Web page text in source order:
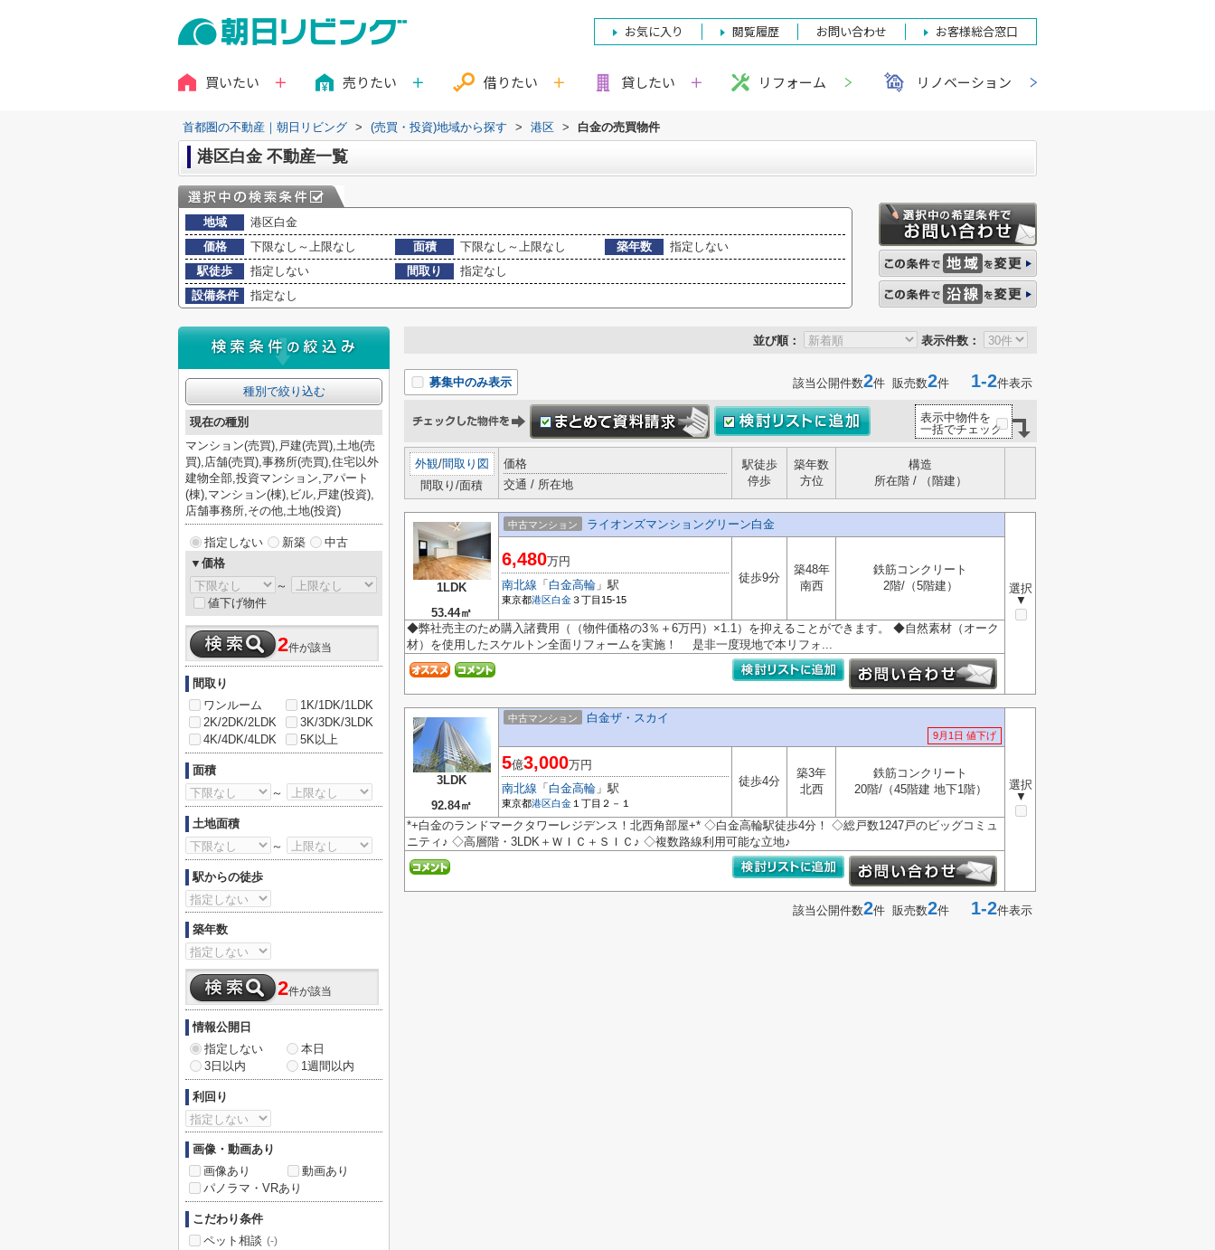
お気に入り 閲覧履歴 お問い合わせ お客様総合窓口
買いたい 売りたい 借りたい 貸したい リフォーム リノベーション
首都圏の不動産｜朝日リビング > (売買・投資)地域から探す > 港区 > 白金の売買物件
港区白金 不動産一覧
地域
港区白金
価格
下限なし～上限なし 面積 下限なし～上限なし 築年数
指定しない
駅徒歩
指定しない 間取り
指定なし
設備条件
指定なし
並び順： 表示件数：
募集中のみ表示 該当公開件数2件 販売数2件 1-2件表示
表示中物件を
一括でチェック
外観/間取り図
間取り/面積
価格
交通 / 所在地
駅徒歩
停歩
築年数
方位
構造
所在階 / （階建）
1LDK
53.44㎡
中古マンション ライオンズマンショングリーン白金
選択
▼
6,480万円
南北線 「 白金高輪 」駅
東京都港区白金３丁目15-15
徒歩9分
築48年
南西
鉄筋コンクリート
2階/（5階建）
◆弊社売主のため購入諸費用（（物件価格の3％＋6万円）×1.1）を抑えることができます。 ◆自然素材（オーク
材）を使用したスケルトン全面リフォームを実施！ 是非一度現地で本リフォ...
3LDK
92.84㎡
中古マンション 白金ザ・スカイ
9月1日 値下げ
選択
▼
5億3,000万円
南北線 「 白金高輪 」駅
東京都港区白金 １丁目２－１
徒歩4分
築3年
北西
鉄筋コンクリート
20階/（45階建 地下1階）
*+白金のランドマークタワーレジデンス！北西角部屋+* ◇白金高輪駅徒歩4分！ ◇総戸数1247戸のビッグコミュ
ニティ♪ ◇高層階・3LDK＋ＷＩＣ＋ＳＩＣ♪ ◇複数路線利用可能な立地♪
該当公開件数2件 販売数2件 1-2件表示
種別で絞り込む
現在の種別
マンション(売買),戸建(売買),土地(売
買),店舗(売買),事務所(売買),住宅以外
建物全部,投資マンション,アパート
(棟),マンション(棟),ビル,戸建(投資),
店舗事務所,その他,土地(投資)
指定しない 新築
中古
▼価格
～
値下げ物件
2件が該当
間取り
ワンルーム
1K/1DK/1LDK
2K/2DK/2LDK
3K/3DK/3LDK
4K/4DK/4LDK
5K以上
面積
～
土地面積
～
駅からの徒歩
築年数
2件が該当
情報公開日
指定しない
本日
3日以内
1週間以内
利回り
画像・動画あり
画像あり
動画あり
パノラマ・VRあり
こだわり条件
ペット相談 (-)